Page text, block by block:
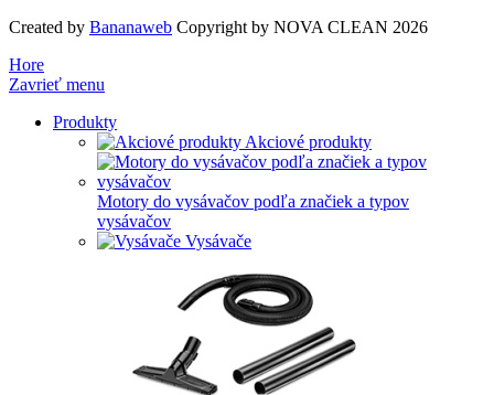
Created by Bananaweb Copyright by NOVA CLEAN 2026
Hore
Zavrieť menu
Produkty
Akciové produkty
Motory do vysávačov podľa značiek a typov
vysávačov
Vysávače